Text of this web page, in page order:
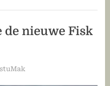
de nieuwe Fisk